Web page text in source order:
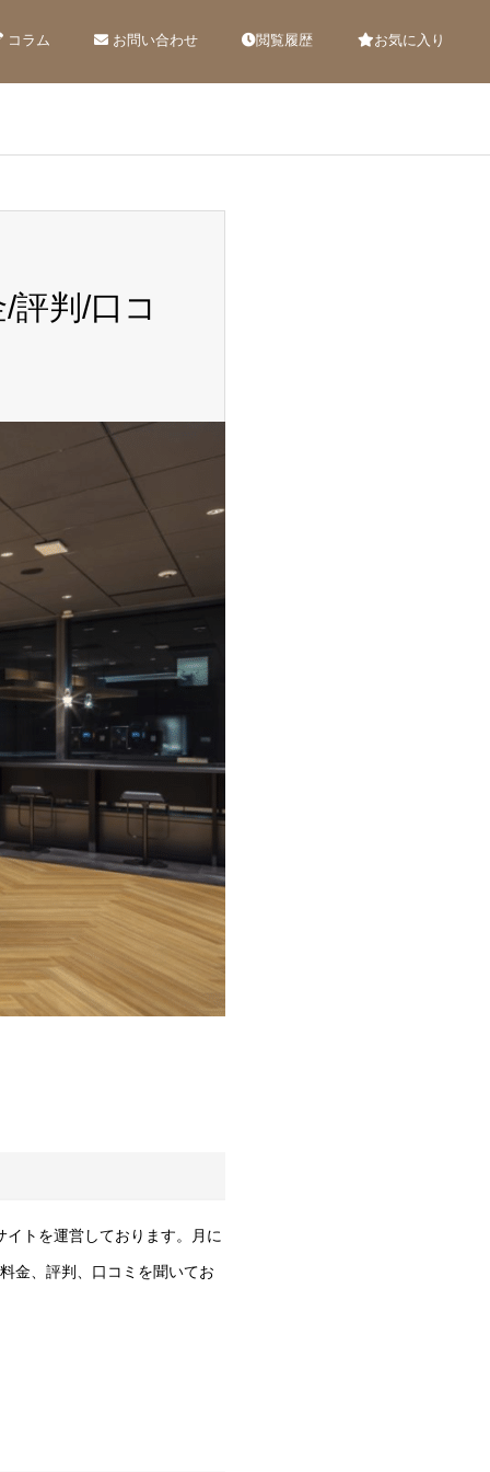
コラム お問い合わせ 閲覧履歴 お気に入り
評判/口コ
トを運営しております。月に
金、評判、口コミを聞いてお